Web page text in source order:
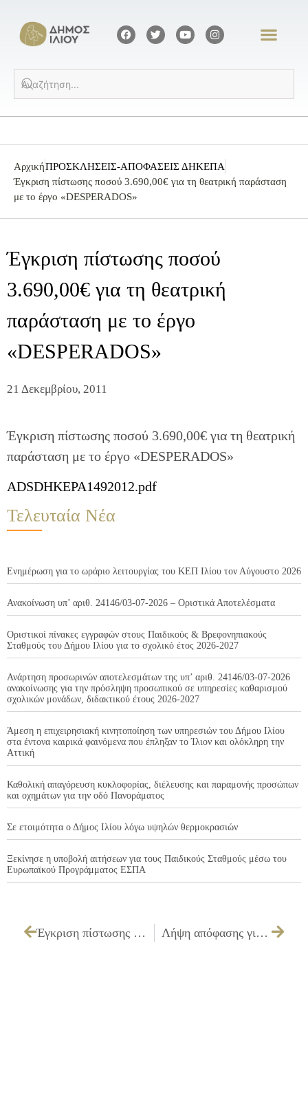
ΑρχικήΠΡΟΣΚΛΗΣΕΙΣ-ΑΠΟΦΑΣΕΙΣ ΔΗΚΕΠΑ
Έγκριση πίστωσης ποσού 3.690,00€ για τη θεατρική παράσταση
με το έργο «DESPERADOS»
Έγκριση πίστωσης ποσού
3.690,00€ για τη θεατρική
παράσταση με το έργο
«DESPERADOS»
21 Δεκεμβρίου, 2011
Έγκριση πίστωσης ποσού 3.690,00€ για τη θεατρική
παράσταση με το έργο «DESPERADOS»
ADSDHKEPA1492012.pdf
Τελευταία Νέα
Ενημέρωση για το ωράριο λειτουργίας του ΚΕΠ Ιλίου τον Αύγουστο 2026
Ανακοίνωση υπ’ αριθ. 24146/03-07-2026 – Οριστικά Αποτελέσματα
Οριστικοί πίνακες εγγραφών στους Παιδικούς & Βρεφονηπιακούς
Σταθμούς του Δήμου Ιλίου για το σχολικό έτος 2026-2027
Ανάρτηση προσωρινών αποτελεσμάτων της υπ’ αριθ. 24146/03-07-2026
ανακοίνωσης για την πρόσληψη προσωπικού σε υπηρεσίες καθαρισμού
σχολικών μονάδων, διδακτικού έτους 2026-2027
Άμεση η επιχειρησιακή κινητοποίηση των υπηρεσιών του Δήμου Ιλίου
στα έντονα καιρικά φαινόμενα που έπληξαν το Ίλιον και ολόκληρη την
Αττική
Καθολική απαγόρευση κυκλοφορίας, διέλευσης και παραμονής προσώπων
και οχημάτων για την οδό Πανοράματος
Σε ετοιμότητα ο Δήμος Ιλίου λόγω υψηλών θερμοκρασιών
Ξεκίνησε η υποβολή αιτήσεων για τους Παιδικούς Σταθμούς μέσω του
Ευρωπαϊκού Προγράμματος ΕΣΠΑ
Έγκριση πίστωσης ποσού 246,00€ με Φ.Π.Α. για την παράσταση θεάτρου σκιών στο θέατρο Λήψη απόφασης για την αποδέσμευση – ανατροπή δεσμεύσεων πιστώσεων του Νομικού μας Προσώπου οικονομικού έτους 2012